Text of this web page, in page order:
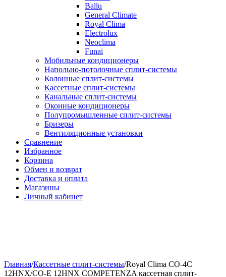
Ballu
General Climate
Royal Clima
Electrolux
Neoclima
Funai
Мобильные кондиционеры
Напольно-потолоч​ные ​сплит-системы
Колонные ​​сплит-системы
Кассетные сплит-системы
Канальные сплит-системы
Оконные кондиционеры
Полупромышленные сплит-системы
Бризеры
Вентиляционные установки
Сравнение
Избранное
Корзина
Обмен и возврат
Доставка и оплата
Магазины
Личный кабинет
Главная/Кассетные сплит-системы/Royal Clima CO-4C
12HNX/CO-E 12HNX COMPETENZA кассетная сплит-